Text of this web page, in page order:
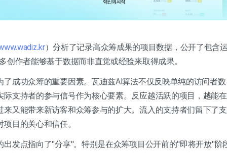
）分析了记录高众筹成果的项目数据，公开了包含
创作者能够基于数据而非直觉或经验来取得成果。
了成功众筹的重要因素。瓦迪兹AI算法不仅反映单纯的访问者
际支持者的参与信号作为核心要素。反应越活跃的项目，越能
来又能带来新访客和众筹参与的扩大。流入的支持者们留下了
目的关心和信任。
出发点指向了"分享"。特别是在众筹项目公开前的"即将开放"阶